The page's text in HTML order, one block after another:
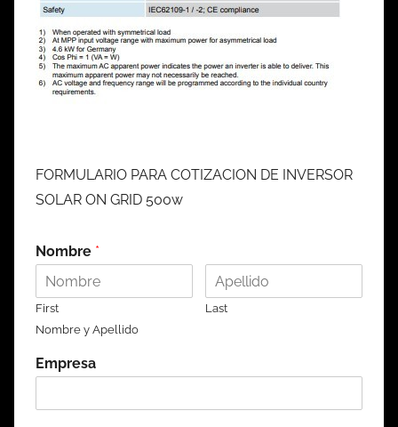
FORMULARIO PARA COTIZACION DE INVERSOR
SOLAR ON GRID 500w
Nombre *
First
Last
Nombre y Apellido
Empresa